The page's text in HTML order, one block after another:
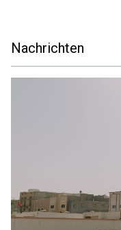
Nachrichten